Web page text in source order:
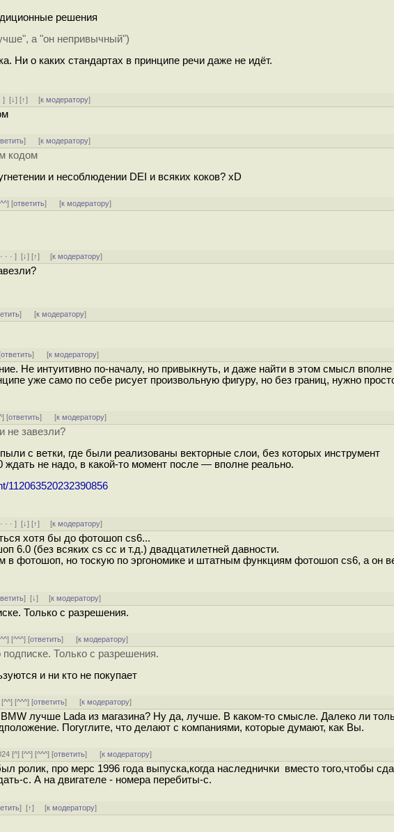
решения
а "он непривычный")
Ни о каких стандартах в принципе речи даже не идёт.
][↓] [↑] [к модератору]
] [к модератору]
кодом
и несоблюдении DEI и всяких коков? xD
] [ответить] [к модератору]
· · ·][↓] [↑] [к модератору]
] [к модератору]
ответить] [к модератору]
Не интуитивно по-началу, но привыкнуть, и даже найти в этом смысл
уже само по себе рисует произвольную фигуру, но без границ, нужно
] [ответить] [к модератору]
не завезли?
с ветки, где были реализованы векторные слои, без которых инструмент
не надо, в какой-то момент после — вполне реально.
112063520232390856
· · ·][↓] [↑] [к модератору]
хотя бы до фотошоп cs6...
6.0 (без всяких cs cc и т.д.) двадцатилетней давности.
в фотошоп, но тоскую по эргономике и штатным функциям фотошоп cs6, а он
][↓] [к модератору]
Только с разрешения.
^^] [^^^] [ответить] [к модератору]
Только с разрешения.
и ни кто не покупает
[^^] [^^^] [ответить] [к модератору]
лучше Lada из магазина? Ну да, лучше. В каком-то смысле. Далеко ли
Погуглите, что делают с компаниями, которые думают, как Вы.
[^] [^^] [^^^] [ответить] [к модератору]
ролик, про мерс 1996 года выпуска,когда наследнички вместо того,чтобы
с. А на двигателе - номера перебиты-с.
][↑] [к модератору]